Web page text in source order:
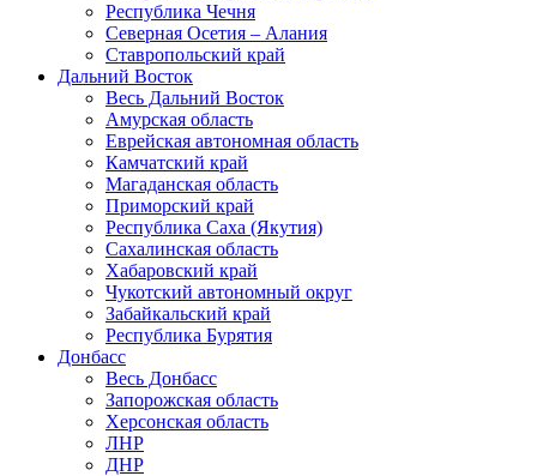
Республика Чечня
Северная Осетия – Алания
Ставропольский край
Дальний Восток
Весь Дальний Восток
Амурская область
Еврейская автономная область
Камчатский край
Магаданская область
Приморский край
Республика Саха (Якутия)
Сахалинская область
Хабаровский край
Чукотский автономный округ
Забайкальский край
Республика Бурятия
Донбасс
Весь Донбасс
Запорожская область
Херсонская область
ЛНР
ДНР